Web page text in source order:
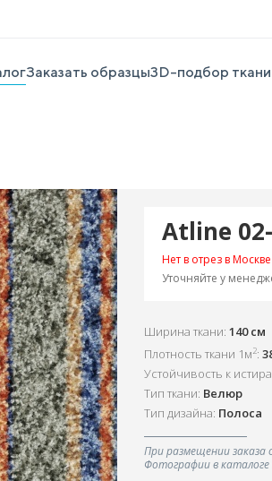
Заказать образцы3D-подбор ткани
Atline
Нет в отрез в Москве
Уточняйте у
Ширина ткани: 140 см
Плотность ткани 1м2:
Устойчивость к
Тип ткани: Велюр
Тип дизайна: Полоса
При размещении
Фотографии в